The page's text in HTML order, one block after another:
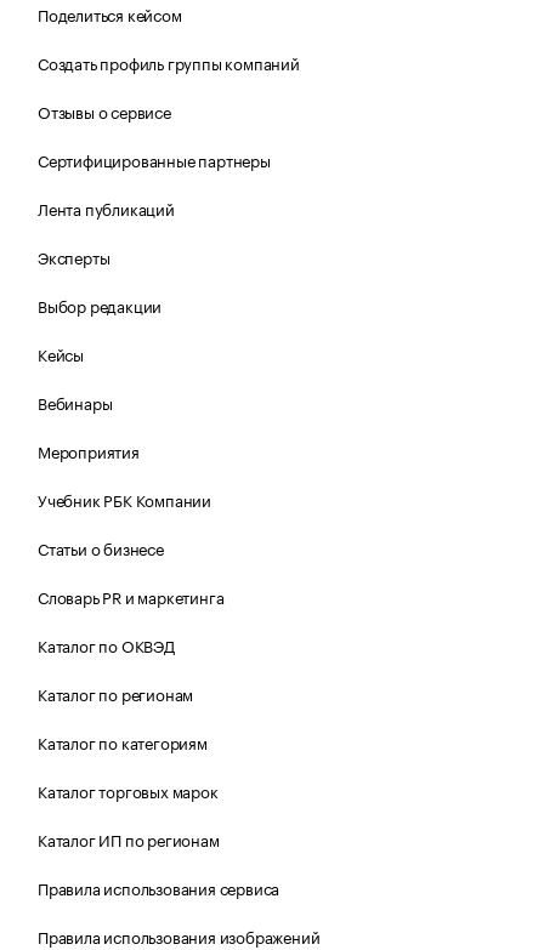
Поделиться кейсом
Создать профиль группы компаний
Отзывы о сервисе
Сертифицированные партнеры
Лента публикаций
Эксперты
Выбор редакции
Кейсы
Вебинары
Мероприятия
Учебник РБК Компании
Статьи о бизнесе
Словарь PR и маркетинга
Каталог по ОКВЭД
Каталог по регионам
Каталог по категориям
Каталог торговых марок
Каталог ИП по регионам
Правила использования сервиса
Правила использования изображений